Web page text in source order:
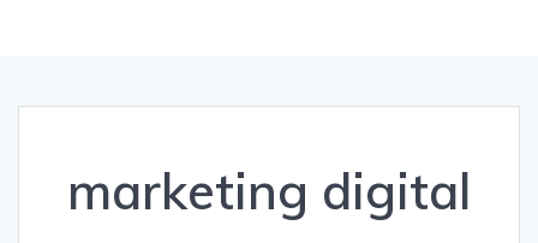
marketing digital